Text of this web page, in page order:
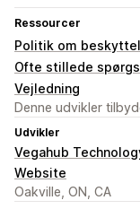
Ressourcer
Politik om
Ofte stillede
Vejledning
Denne udvikler
Udvikler
Vegahub
Website
Oakville, ON, CA